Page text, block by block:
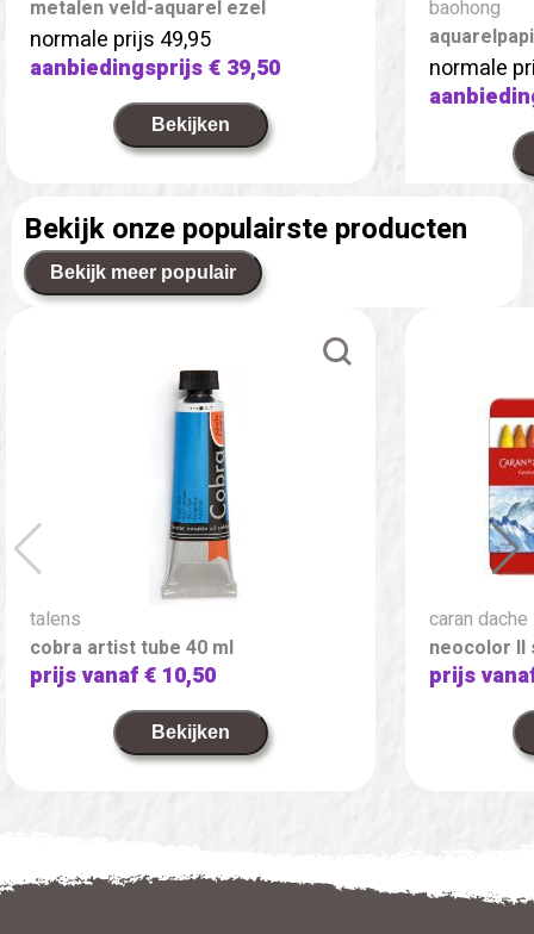
metalen veld-aquarel ezel
normale prijs 49,95
aanbiedingsprijs€ 39,50
Bekijken
baohong
normale
Bekijk onze populairste producten
Bekijk meer populair
talens
cobra artist tube 40 ml
prijs vanaf€ 10,50
Bekijken
caran dache
neocolor II
prijs